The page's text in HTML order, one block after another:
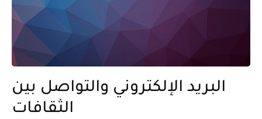
البريد الإلكتروني والتواصل بين
الثقافات